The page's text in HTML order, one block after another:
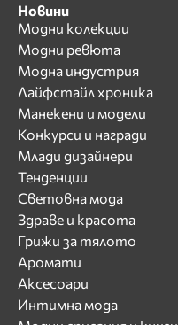
Новини
Модни колекции
Модни ревюта
Модна индустрия
Лайфстайл хроника
Манекени и модели
Конкурси и награди
Млади дизайнери
Тенденции
Световна мода
Здраве и красота
Грижи за тялото
Аромати
Аксесоари
Интимна мода